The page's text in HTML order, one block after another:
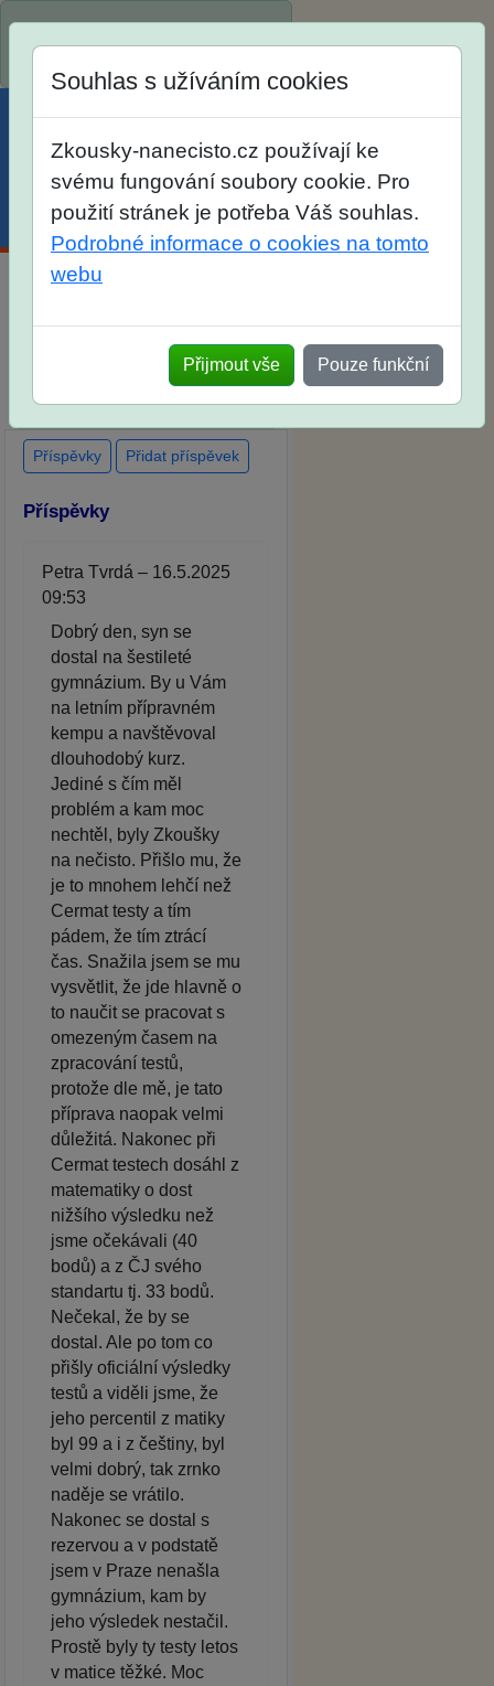
Menu Účet Košík
skutečných přijímacích
zkouškách
Souhlas s užíváním cookies
Zkousky-nanecisto.cz používají ke
svému fungování soubory cookie. Pro
použití stránek je potřeba Váš souhlas.
Podrobné informace o cookies na tomto
webu
Přijmout vše Pouze funkční
Příspěvky Přidat příspěvek
Příspěvky
Petra Tvrdá – 16.5.2025
09:53
Dobrý den, syn se
dostal na šestileté
gymnázium. By u Vám
na letním přípravném
kempu a navštěvoval
dlouhodobý kurz.
Jediné s čím měl
problém a kam moc
nechtěl, byly Zkoušky
na nečisto. Přišlo mu, že
je to mnohem lehčí než
Cermat testy a tím
pádem, že tím ztrácí
čas. Snažila jsem se mu
vysvětlit, že jde hlavně o
to naučit se pracovat s
omezeným časem na
zpracování testů,
protože dle mě, je tato
příprava naopak velmi
důležitá. Nakonec při
Cermat testech dosáhl z
matematiky o dost
nižšího výsledku než
jsme očekávali (40
bodů) a z ČJ svého
standartu tj. 33 bodů.
Nečekal, že by se
dostal. Ale po tom co
přišly oficiální výsledky
testů a viděli jsme, že
jeho percentil z matiky
byl 99 a i z češtiny, byl
velmi dobrý, tak zrnko
naděje se vrátilo.
Nakonec se dostal s
rezervou a v podstatě
jsem v Praze nenašla
gymnázium, kam by
jeho výsledek nestačil.
Prostě byly ty testy letos
v matice těžké. Moc